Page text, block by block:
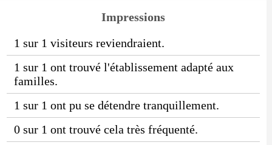
Impressions
1 sur 1 visiteurs reviendraient.
1 sur 1 ont trouvé l'établissement adapté aux
familles.
1 sur 1 ont pu se détendre tranquillement.
0 sur 1 ont trouvé cela très fréquenté.